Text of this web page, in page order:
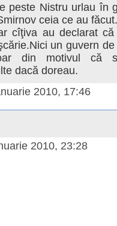
peste Nistru urlau în
ceia ce au
cîţiva au declarat că
un guvern
din motivul că
dacă doreau.
2010, 17:46
2010, 23:28